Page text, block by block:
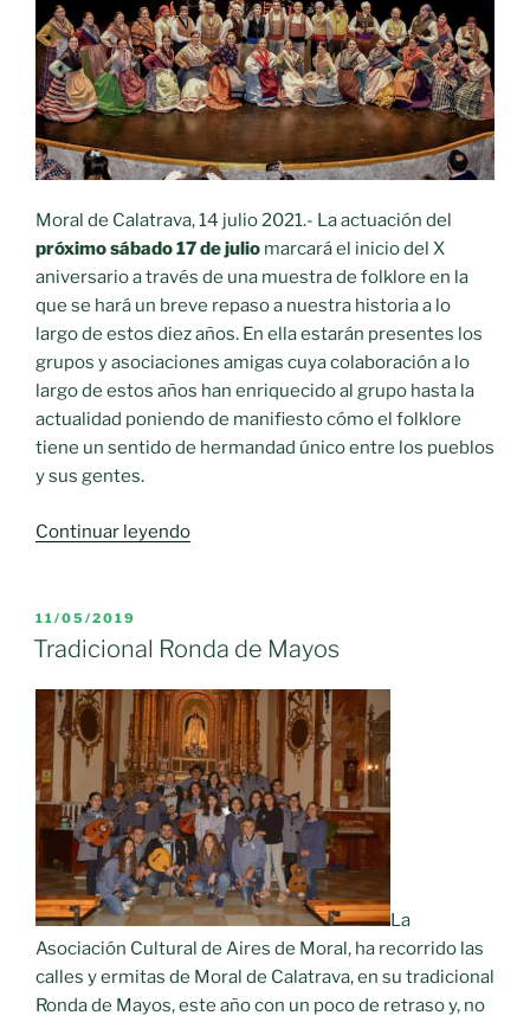
Moral de Calatrava, 14 julio 2021.- La actuación del
próximo sábado 17 de julio marcará el inicio del X
aniversario a través de una muestra de folklore en la
que se hará un breve repaso a nuestra historia a lo
largo de estos diez años. En ella estarán presentes los
grupos y asociaciones amigas cuya colaboración a lo
largo de estos años han enriquecido al grupo hasta la
actualidad poniendo de manifiesto cómo el folklore
tiene un sentido de hermandad único entre los pueblos
y sus gentes.
Continuar leyendo«Un
para
el
X
aniversario»
PUBLICADO
EL
11/05/2019
Tradicional Ronda de Mayos
La
Asociación Cultural de Aires de Moral, ha recorrido las
calles y ermitas de Moral de Calatrava, en su tradicional
Ronda de Mayos, este año con un poco de retraso y, no